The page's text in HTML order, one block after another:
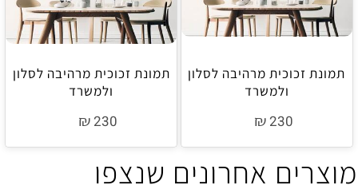
תמונת זכוכית מרהיבה לסלון
ולמשרד
₪ 230
תמונת זכוכית מרהיבה לסלון
ולמשרד
₪ 230
מוצרים אחרונים שנצפו